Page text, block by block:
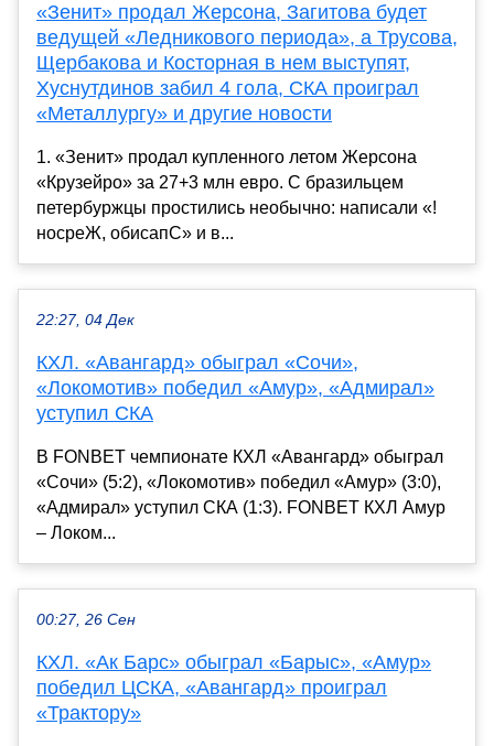
«Зенит» продал Жерсона, Загитова будет
ведущей «Ледникового периода», а Трусова,
Щербакова и Косторная в нем выступят,
Хуснутдинов забил 4 гола, СКА проиграл
«Металлургу» и другие новости
1. «Зенит» продал купленного летом Жерсона
«Крузейро» за 27+3 млн евро. С бразильцем
петербуржцы простились необычно: написали «!
носреЖ, обисапС» и в...
22:27, 04 Дек
КХЛ. «Авангард» обыграл «Сочи»,
«Локомотив» победил «Амур», «Адмирал»
уступил СКА
В FONBET чемпионате КХЛ «Авангард» обыграл
«Сочи» (5:2), «Локомотив» победил «Амур» (3:0),
«Адмирал» уступил СКА (1:3). FONBET КХЛ Амур
– Локом...
00:27, 26 Сен
КХЛ. «Ак Барс» обыграл «Барыс», «Амур»
победил ЦСКА, «Авангард» проиграл
«Трактору»